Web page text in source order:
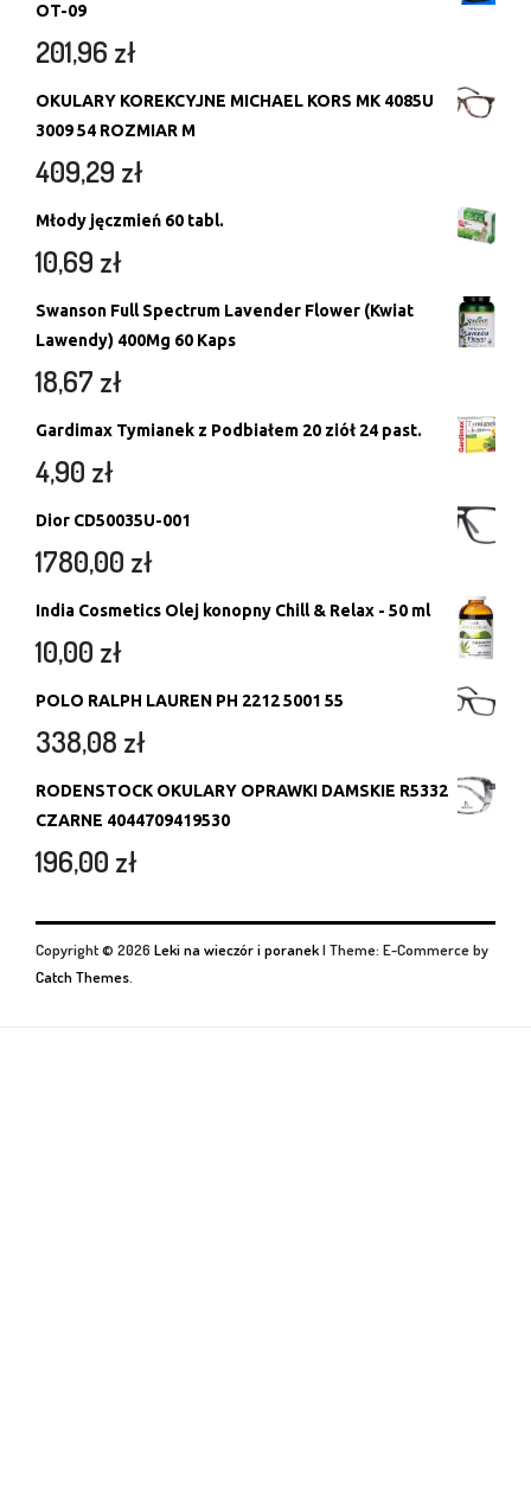
OT-09
201,96 zł
OKULARY KOREKCYJNE MICHAEL KORS MK 4085U
3009 54 ROZMIAR M
409,29 zł
Młody jęczmień 60 tabl.
10,69 zł
Swanson Full Spectrum Lavender Flower (Kwiat
Lawendy) 400Mg 60 Kaps
18,67 zł
Gardimax Tymianek z Podbiałem 20 ziół 24 past.
4,90 zł
Dior CD50035U-001
1780,00 zł
India Cosmetics Olej konopny Chill & Relax - 50 ml
10,00 zł
POLO RALPH LAUREN PH 2212 5001 55
338,08 zł
RODENSTOCK OKULARY OPRAWKI DAMSKIE R5332
CZARNE 4044709419530
196,00 zł
Copyright © 2026 Leki na wieczór i poranek| Theme: E-Commerce by
Catch Themes.